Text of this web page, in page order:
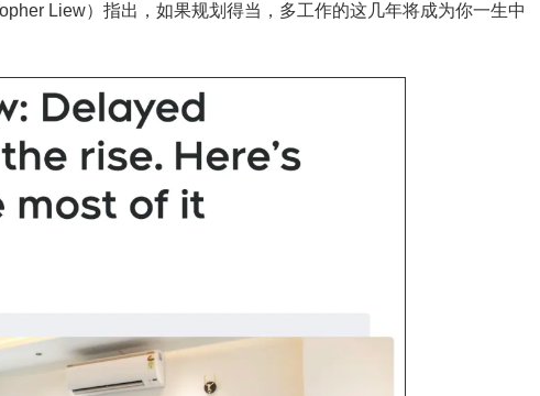
Liew）指出，如果规划得当，多工作的这几年将成为你一生中